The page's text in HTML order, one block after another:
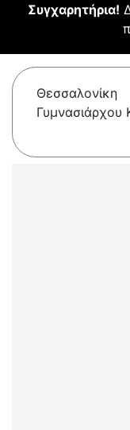
Συγχαρητήρια!
Θεσσαλονίκη
Γυμνασιάρχου